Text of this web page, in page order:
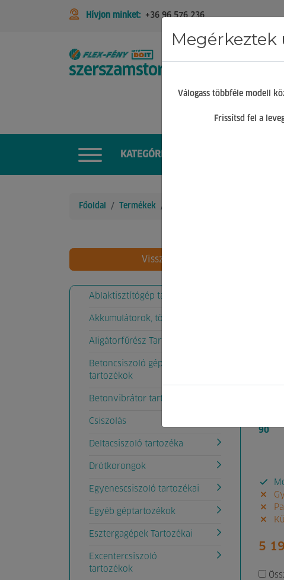
Hívjon minket: +36 96 576 236
STIHL
KATEGÓRIÁK
Főoldal Termékek
Vissza
Ablaktisztítógép tartozék
Akkumulátorok, töltők
Aligátorfűrész Tartozékok
Betoncsiszoló gép
tartozékok
Betonvibrátor tartozékok
Csiszolás
Deltacsiszoló tartozéka
Drótkorongok
Egyenescsiszoló tartozékai
Egyéb géptartozékok
Esztergagépek Tartozékai
Excentercsiszoló
tartozékok
20
90
5
Válogass többféle modell
Frissítsd fel a